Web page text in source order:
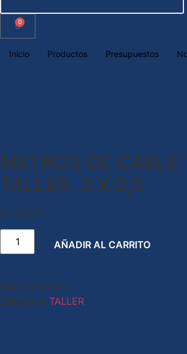
0
Inicio Productos Presupuestos
METROS DE CABLE
TALLER. 3 X 0,5
$ 1.029,71
AÑADIR AL CARRITO
SKU CTT3X0.5
Categoría TALLER